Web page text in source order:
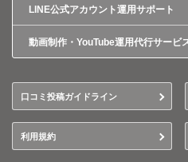
LINE公式アカウント運用サポート
動画制作・YouTube運用代行サービ
口コミ投稿ガイドライン
利用規約